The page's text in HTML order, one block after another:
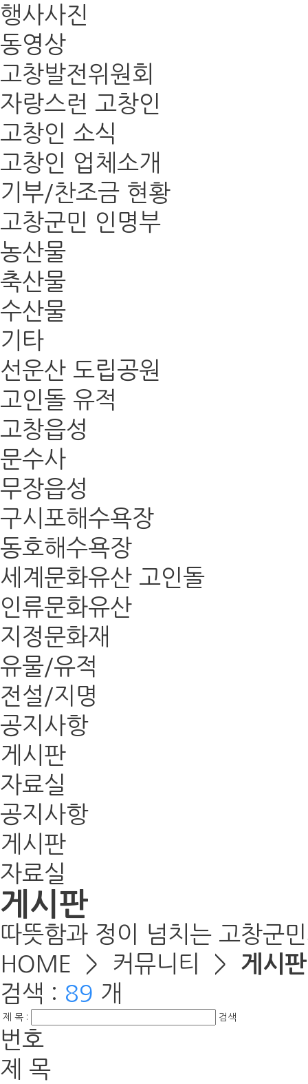
행사사진
동영상
고창발전위원회
자랑스런 고창인
고창인 소식
고창인 업체소개
기부/찬조금 현황
고창군민 인명부
농산물
축산물
수산물
기타
선운산 도립공원
고인돌 유적
고창읍성
문수사
무장읍성
구시포해수욕장
동호해수욕장
세계문화유산 고인돌
인류문화유산
지정문화재
유물/유적
전설/지명
공지사항
게시판
자료실
공지사항
게시판
자료실
게시판
따뜻함과 정이 넘치는 고창군
HOME > 커뮤니티 > 게시판
검색 : 89 개
제 목 : 검색
번호
제 목